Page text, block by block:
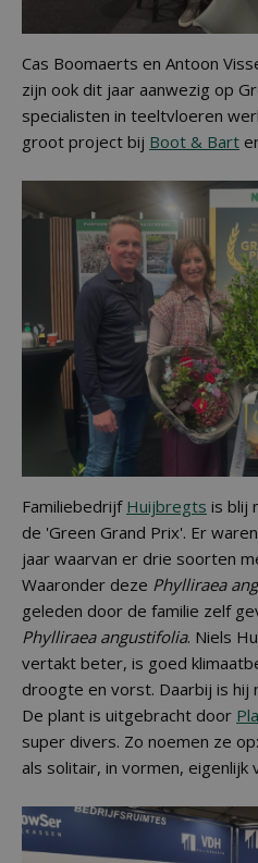
Cas Boomaerts en Antoon
zijn ook dit jaar aanwezig op
specialisten in teeltvloeren
groot project bij Boot & Bart
Familiebedrijf Huijbregts is blij
de 'Green Grand Prix'. Er
jaar waarvan er drie soorten
Waaronder deze Phylliraea ang
geleden door de familie zelf
Phylliraea angustifolia. Niels
vertakt beter, is goed
droogte en vorst. Daarbij is hij
De plant is uitgebracht door
super divers. Zo noemen ze
als solitair, in vormen, eigenlijk